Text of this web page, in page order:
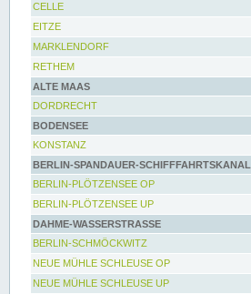
CELLE
EITZE
MARKLENDORF
RETHEM
ALTE MAAS
DORDRECHT
BODENSEE
KONSTANZ
BERLIN-SPANDAUER-SCHIFFFAHRTSKANAL
BERLIN-PLÖTZENSEE OP
BERLIN-PLÖTZENSEE UP
DAHME-WASSERSTRASSE
BERLIN-SCHMÖCKWITZ
NEUE MÜHLE SCHLEUSE OP
NEUE MÜHLE SCHLEUSE UP